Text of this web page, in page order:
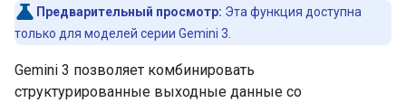
Предварительный просмотр: Эта функция доступна
только для моделей серии Gemini 3.
Gemini 3 позволяет комбинировать
структурированные выходные данные со